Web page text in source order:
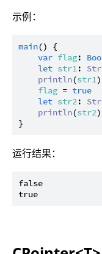
示例：
main() {
var flag:
let str1:
println(str1)
flag = true
let str2:
println(str2)
运行结果：
false